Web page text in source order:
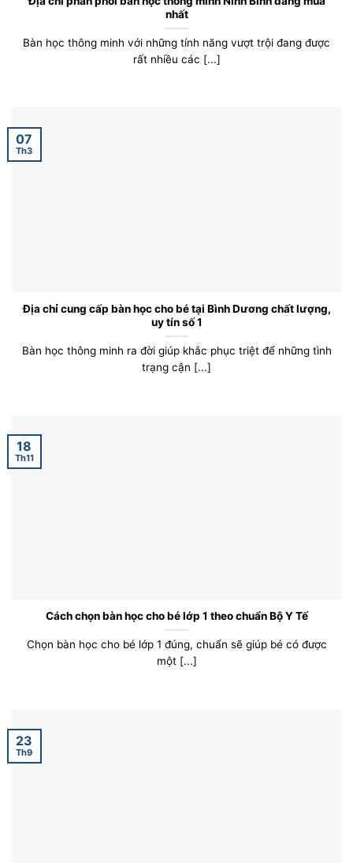
nhất
Bàn học thông minh với những tính năng vượt trội đang được
rất nhiều các [...]
Địa chỉ cung cấp bàn học cho bé tại Bình Dương chất lượng,
uy tín số 1
Bàn học thông minh ra đời giúp khắc phục triệt để những tình
trạng cận [...]
07
Th3
Cách chọn bàn học cho bé lớp 1 theo chuẩn Bộ Y Tế
Chọn bàn học cho bé lớp 1 đúng, chuẩn sẽ giúp bé có được
một [...]
18
Th11
23
Th9